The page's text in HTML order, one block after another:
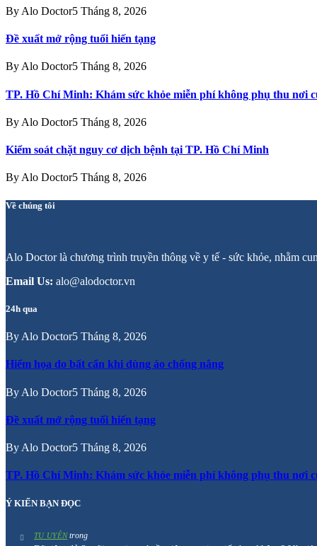
By Alo Doctor5 Tháng 8, 2026
Đề xuất mở rộng tuổi hiến tạng
ByAlo Doctor5 Tháng 8, 2026
TP. Hồ Chí Minh: Khám sức khỏe miễn phí không phụ thu nơi
By Alo Doctor5 Tháng 8, 2026
Kiểm soát chặt nguy cơ dịch bệnh tại TP. Hồ Chí Minh
ByAlo Doctor5 Tháng 8, 2026
Về chúng tôi
Alo Doctor là chương trình truyền thông về y tế - sức khỏe, nhằm
Email Us: alo@alodoctor.vn
24h qua
By Alo Doctor5 Tháng 8, 2026
Hiểm họa do bất cẩn khi dùng áo chống nắng
By Alo Doctor5 Tháng 8, 2026
Đề xuất mở rộng tuổi hiến tạng
By Alo Doctor5 Tháng 8, 2026
TP. Hồ Chí Minh: Khám sức khỏe miễn phí không phụ thu nơi
Ý KIẾN BẠN ĐỌC
TU UYÊNtrong